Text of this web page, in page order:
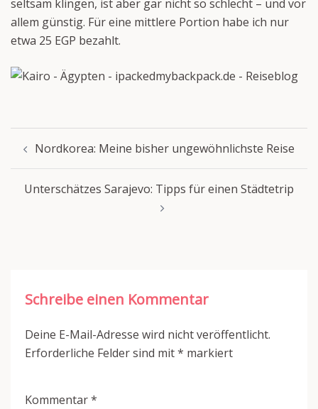
seltsam klingen, ist aber gar nicht so schlecht – und vor
allem günstig. Für eine mittlere Portion habe ich nur
etwa 25 EGP bezahlt.
Beitragsnavigation
Nordkorea: Meine bisher ungewöhnlichste Reise
Unterschätzes Sarajevo: Tipps für einen Städtetrip
Schreibe einen Kommentar
Deine E-Mail-Adresse wird nicht veröffentlicht.
Erforderliche Felder sind mit* markiert
Kommentar*